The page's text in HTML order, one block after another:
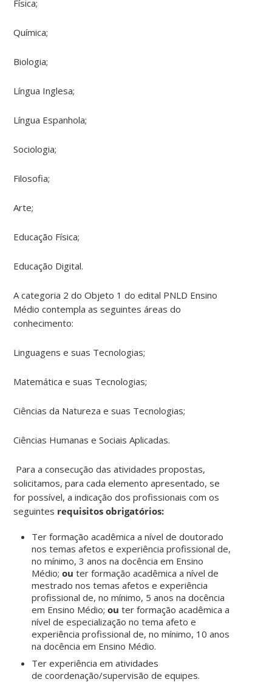
Física;
Química;
Biologia;
Língua Inglesa;
Língua Espanhola;
Sociologia;
Filosofia;
Arte;
Educação Física;
Educação Digital.
A categoria 2 do Objeto 1 do edital PNLD Ensino
Médio contempla as seguintes áreas do
conhecimento:
Linguagens e suas Tecnologias;
Matemática e suas Tecnologias;
Ciências da Natureza e suas Tecnologias;
Ciências Humanas e Sociais Aplicadas.
Para a consecução das atividades propostas,
solicitamos, para cada elemento apresentado, se
for possível, a indicação dos profissionais com os
seguintes requisitos obrigatórios:
Ter formação acadêmica a nível de doutorado
nos temas afetos e experiência profissional de,
no mínimo, 3 anos na docência em Ensino
Médio;ou ter formação acadêmica a nível de
mestrado nos temas afetos e experiência
profissional de, no mínimo, 5 anos na docência
em Ensino Médio;ou ter formação acadêmica a
nível de especialização no tema afeto e
experiência profissional de, no mínimo, 10 anos
na docência em Ensino Médio.
Ter experiência em atividades
de coordenação/supervisão de equipes.